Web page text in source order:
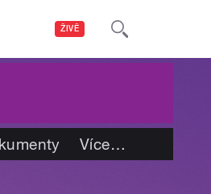
ŽIVĚ
Více…